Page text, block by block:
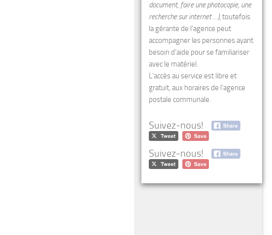
document, faire une photocopie, une
recherche sur internet …), toutefois
la gérante de l’agence peut
accompagner les personnes ayant
besoin d’aide pour se familiariser
avec le matériel.
L’accès au service est libre et
gratuit, aux horaires de l’agence
postale communale.
Suivez-nous!
Suivez-nous!